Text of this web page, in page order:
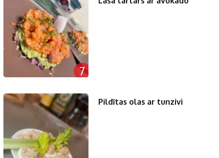
7
Pildītas olas ar tunzivi